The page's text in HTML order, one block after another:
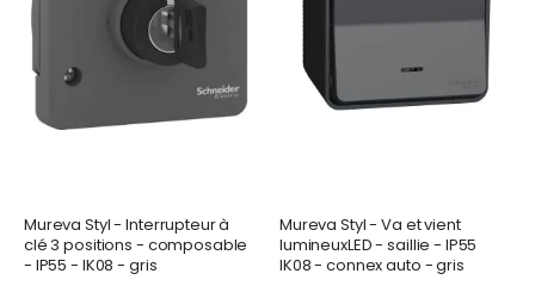
Mureva Styl - Interrupteur à
clé 3 positions - composable
- IP55 - IK08 - gris
Mureva Styl - Va et vient
lumineuxLED - saillie - IP55
IK08 - connex auto - gris